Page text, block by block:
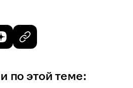
по этой теме: